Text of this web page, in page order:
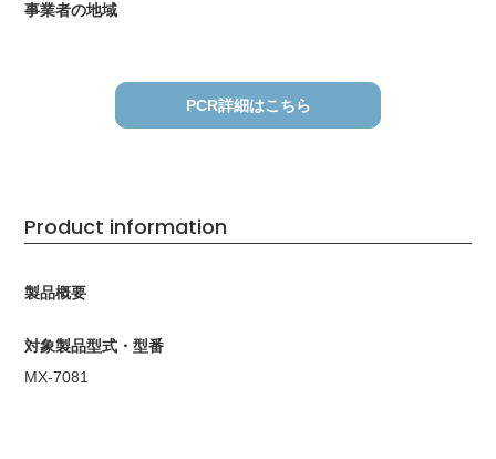
事業者の地域
PCR詳細はこちら
Product information
製品概要
対象製品型式・型番
MX-7081